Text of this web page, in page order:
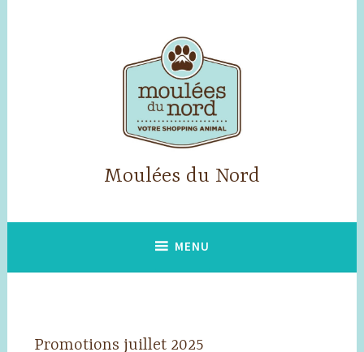
Moulées du Nord
MENU
Promotions juillet 2025